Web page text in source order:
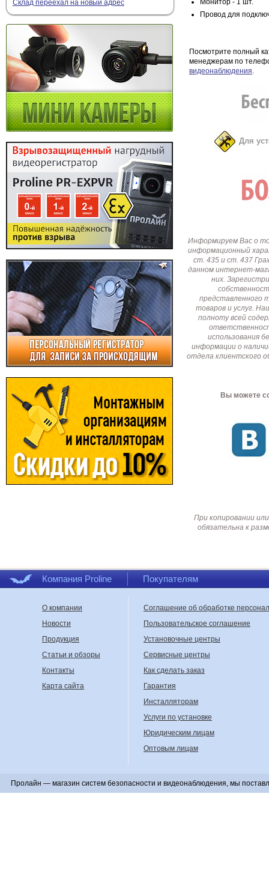
Склад переехал на новый адрес
Монитор - 1 шт.
Провод для
Посмотрите полный
менеджерам по
видеонаблюдения.
Для
Информируем Вас о
информационный
ст. 435 и ст. 437
данном интернет-
них.
представленного
товаров и услуг.
полноту всей
использования
информации о
отдела клиентского
Вы можете
При копировании
обязательна к
Компания Proline Покупателям
О компании
Новости
Продукция
Статьи и обзоры
Контакты
Карта сайта
Соглашение об обработке
Пользовательское соглашение
Установочные центры
Сервисные центры
Как сделать заказ
Гарантия
Инсталляторам
Услуги по установке
Юридическим лицам
Оптовым лицам
Пролайн — магазин систем безопасности и видеонаблюдения, мы